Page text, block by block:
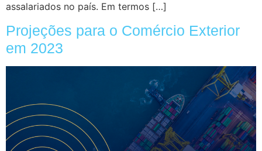
assalariados no país. Em termos […]
Projeções para o Comércio Exterior
em 2023